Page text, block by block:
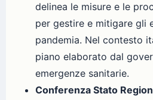
delinea le misure e le
per gestire e mitigare gli
pandemia. Nel contesto
piano elaborato dal
emergenze sanitarie.
Conferenza Stato